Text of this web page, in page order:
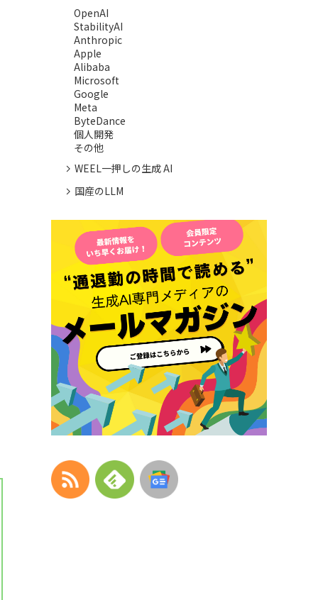
OpenAI
StabilityAI
Anthropic
Apple
Alibaba
Microsoft
Google
Meta
ByteDance
個人開発
その他
WEEL一押しの生成 AI
国産のLLM